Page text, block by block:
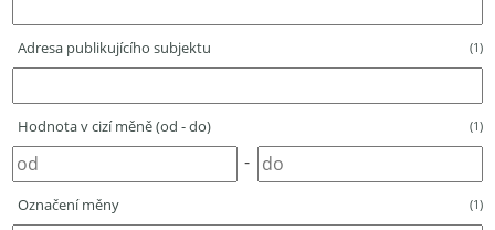
Adresa publikujícího subjektu (1)
Hodnota v cizí měně (od - do) (1)
-
Označení měny (1)